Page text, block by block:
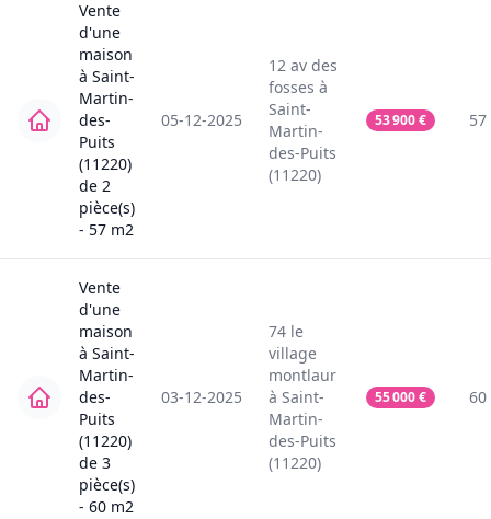
Vente
d'une
maison
à Saint-
Martin-
des-
Puits
(11220)
de 2
pièce(s)
- 57 m2
05-12-2025
12 av des
fosses à
Saint-
Martin-
des-Puits
(11220)
53 900€ 57
Vente
d'une
maison
à Saint-
Martin-
des-
Puits
(11220)
de 3
pièce(s)
- 60 m2
03-12-2025
74 le
village
montlaur
à Saint-
Martin-
des-Puits
(11220)
55 000€ 60